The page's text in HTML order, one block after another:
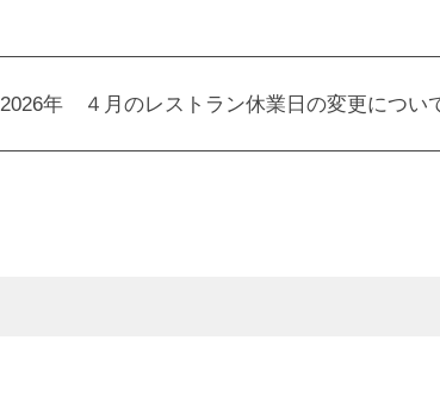
2026年 ４月のレストラン休業日の変更につい